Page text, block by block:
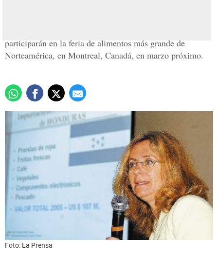
participarán en la feria de alimentos más grande de
Norteamérica, en Montreal, Canadá, en marzo próximo.
Foto: La Prensa